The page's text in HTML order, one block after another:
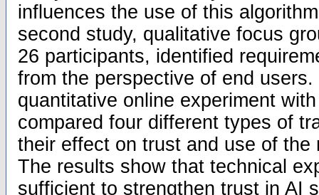
influences the use of this
second study, qualitative focus
26 participants, identified
from the perspective of end
quantitative online experiment
compared four different types of
their effect on trust and use of the
The results show that technical
sufficient to strengthen trust in AI